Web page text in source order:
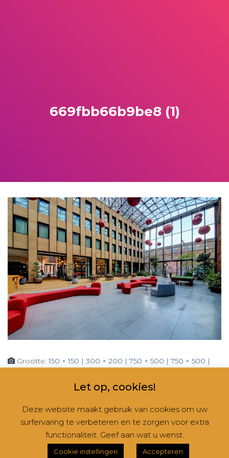
669fbb66b9be8 (1)
Grootte:150 × 150 | 300 × 200 | 750 × 500 | 750 × 500 |
CONTACT NIEUWSBRIEVEN RUBRIEKEN
Hestia | Ontwikkeld doorThemeIsle
Let op, cookies!
Deze website maakt gebruik van cookies om uw
surfervaring te verbeteren en te zorgen voor extra
functionaliteit. Geef aan wat u wenst.
Cookie instellingen Accepteren